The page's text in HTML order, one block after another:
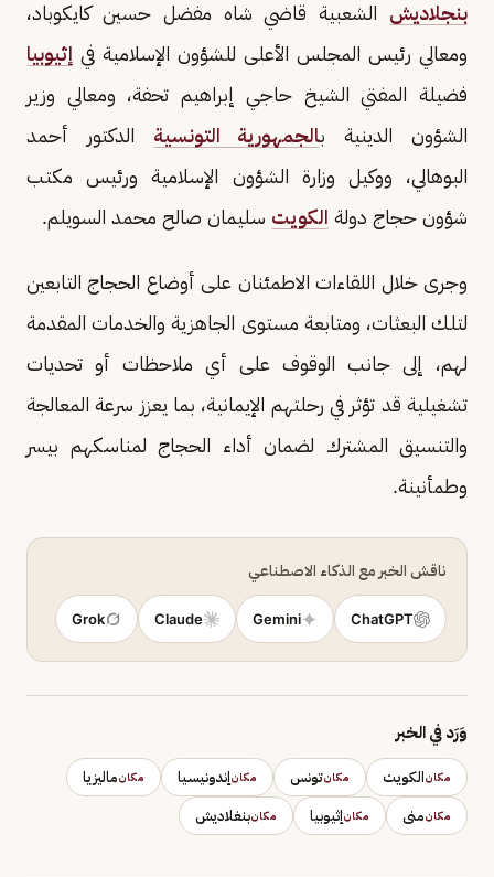
بنجلاديش الشعبية قاضي شاه مفضل حسين كايكوباد،
ومعالي رئيس المجلس الأعلى للشؤون الإسلامية في إثيوبيا
فضيلة المفتي الشيخ حاجي إبراهيم تحفة، ومعالي وزير
الشؤون الدينية بالجمهورية التونسية الدكتور أحمد
البوهالي، ووكيل وزارة الشؤون الإسلامية ورئيس مكتب
شؤون حجاج دولة الكويت سليمان صالح محمد السويلم.
وجرى خلال اللقاءات الاطمئنان على أوضاع الحجاج التابعين
لتلك البعثات، ومتابعة مستوى الجاهزية والخدمات المقدمة
لهم، إلى جانب الوقوف على أي ملاحظات أو تحديات
تشغيلية قد تؤثر في رحلتهم الإيمانية، بما يعزز سرعة المعالجة
والتنسيق المشترك لضمان أداء الحجاج لمناسكهم بيسر
وطمأنينة.
ناقش الخبر مع الذكاء الاصطناعي
ChatGPT
Gemini
Claude
Grok
وَرَد في الخبر
مكانالكويت مكانتونس مكانإندونيسيا مكانماليزيا
مكانمنى مكانإثيوبيا مكانبنغلاديش